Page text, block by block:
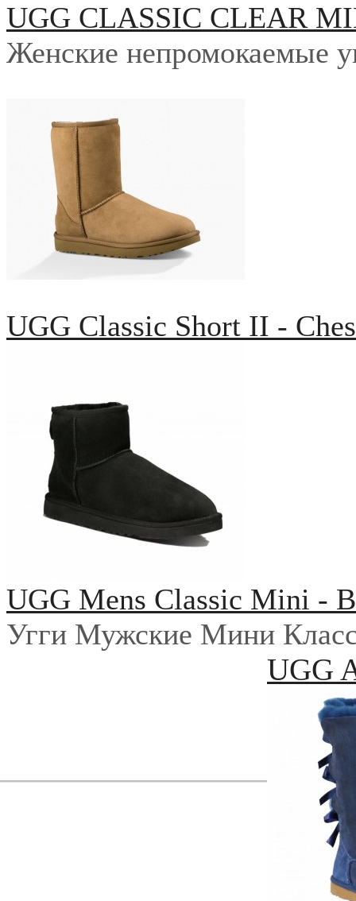
UGG CLASSIC CLEAR
Женские непромокаемые
UGG Classic Short II -
UGG Mens Classic Mini -
Угги Мужские Мини
UGG